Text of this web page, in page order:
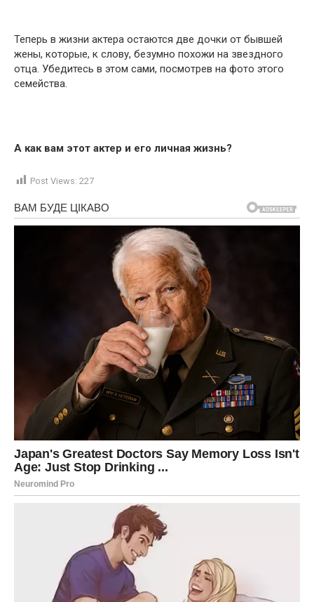
Теперь в жизни актера остаются две дочки от бывшей
жены, которые, к слову, безумно похожи на звездного
отца. Убедитесь в этом сами, посмотрев на фото этого
семейства.
А как вам этот актер и его личная жизнь?
Post Views: 227